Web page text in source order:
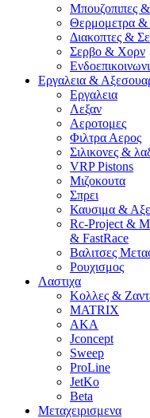
Μπουζοπιπες
Θερμομετρα &
Διακοπτες &
Σερβο & Χορν
Εργαλεια &
Εργαλεια
Λεξαν
Αεροτομες
Φιλτρα Αερος
Σιλικονες &
VRP Pistons
Μιζοκουτα
Σπρει
Καυσιμα &
Rc-Project &
& FastRace
Βαλιτσες
Ρουχισμος
Λαστιχα
Κολλες &
MATRIX
AKA
Jconcept
Sweep
ProLine
JetKo
Beta
Μεταχειρισμενα